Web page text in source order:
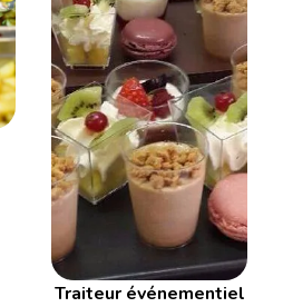
Traiteur événementiel